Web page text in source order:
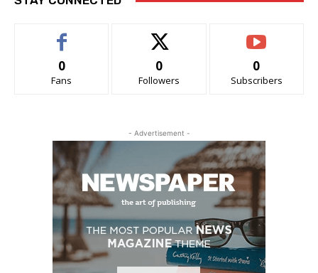
0
Fans
0
Followers
0
Subscribers
- Advertisement -